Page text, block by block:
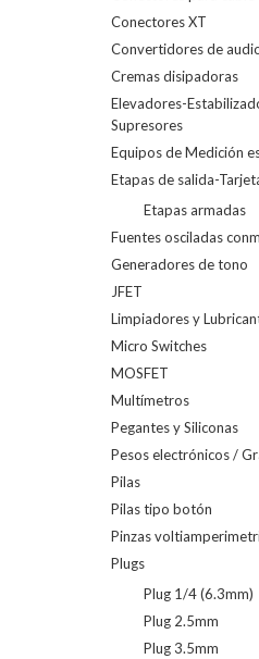
Conectores XT
Convertidores de
Cremas disipadoras
Elevadores-
Supresores
Equipos de Medición
Etapas de salida-
Etapas armadas
Fuentes osciladas
Generadores de tono
JFET
Limpiadores y
Micro Switches
MOSFET
Multímetros
Pegantes y Siliconas
Pesos electrónicos /
Pilas
Pilas tipo botón
Pinzas
Plugs
Plug 1/4 (6.3mm)
Plug 2.5mm
Plug 3.5mm